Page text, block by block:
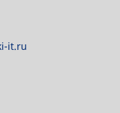
it.ru